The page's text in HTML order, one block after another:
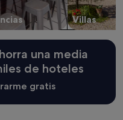
Villas
una media
de hoteles
gratis